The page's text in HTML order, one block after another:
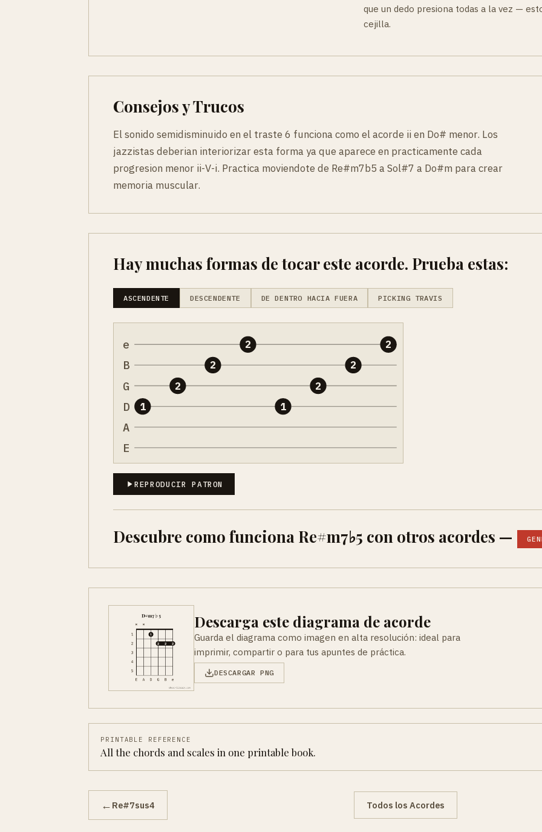
que un dedo presiona todas a la vez —
cejilla.
Consejos y Trucos
El sonido semidisminuido en el traste 6 funciona como el acorde ii en Do# menor. Los
jazzistas deberian interiorizar esta forma ya que aparece en practicamente cada
progresion menor ii-V-i. Practica moviendote de Re#m7b5 a Sol#7 a Do#m para crear
memoria muscular.
Hay muchas formas de tocar este acorde. Prueba estas:
ASCENDENTE DESCENDENTE DE DENTRO HACIA FUERA PICKING TRAVIS
e
B
G
D
A
E
1
2
2
2
1
2
2
2
REPRODUCIR PATRON
Descubre como funciona Re#m7♭5 con otros acordes —
Descarga este diagrama de acorde
Guarda el diagrama como imagen en alta resolución: ideal para
imprimir, compartir o para tus apuntes de práctica.
DESCARGAR PNG
PRINTABLE REFERENCE
All the chords and scales in one printable book.
← Re#7sus4 Todos los Acordes